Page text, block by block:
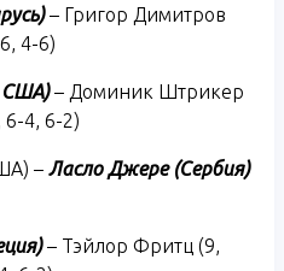
– Григор Димитров
4-6)
США) – Доминик Штрикер
4, 6-2)
– Ласло Джере (Сербия)
– Тэйлор Фритц (9,